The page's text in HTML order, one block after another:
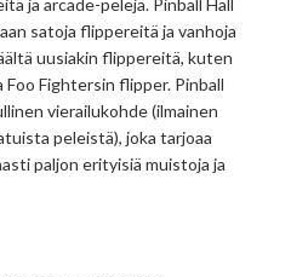
satoja flippereitä ja vanhoja
uusiakin flippereitä, kuten
Fightersin flipper. Pinball
vierailukohde (ilmainen
peleistä), joka tarjoaa
paljon erityisiä muistoja ja